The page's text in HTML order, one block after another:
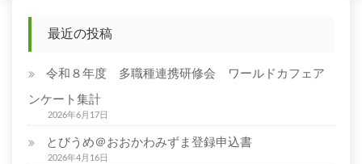
の
り
み
と
課
題」、
の
ペ
ー
ジ
送
最近の投稿
令和８年度 多職種連携研修会 ワールドカフェア
ンケート集計
2026年6月17日
とびうめ＠おおかわみずま登録申込書
2026年4月16日